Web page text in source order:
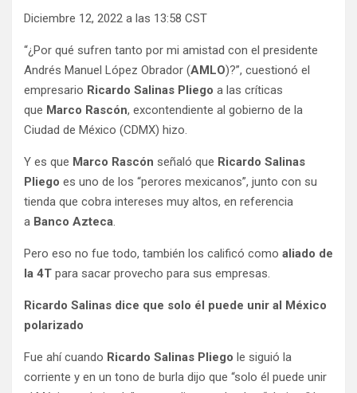
Diciembre 12, 2022 a las 13:58 CST
“¿Por qué sufren tanto por mi amistad con el presidente
Andrés Manuel López Obrador (AMLO)?”, cuestionó el
empresario Ricardo Salinas Pliego a las críticas
que Marco Rascón, excontendiente al gobierno de la
Ciudad de México (CDMX) hizo.
Y es que Marco Rascón señaló que Ricardo Salinas
Pliego es uno de los “perores mexicanos”, junto con su
tienda que cobra intereses muy altos, en referencia
a Banco Azteca.
Pero eso no fue todo, también los calificó como aliado de
la 4T para sacar provecho para sus empresas.
Ricardo Salinas dice que solo él puede unir al México
polarizado
Fue ahí cuando Ricardo Salinas Pliego le siguió la
corriente y en un tono de burla dijo que “solo él puede unir